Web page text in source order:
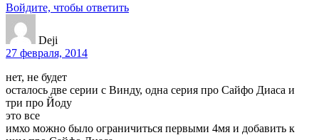
Войдите, чтобы ответить
Deji
27 февраля, 2014
нет, не будет
осталось две серии с Винду, одна серия про Сайфо Диаса и
три про Йоду
это все
имхо можно было ограничиться первыми 4мя и добавить к